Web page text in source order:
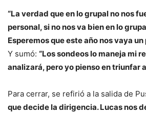
“La verdad que en lo grupal no nos
personal, si no nos va bien en lo
Esperemos que este año nos vaya un
Y sumó: “Los sondeos lo maneja mi
analizará, pero yo pienso en triunfar
Para cerrar, se refirió a la salida de
que decide la dirigencia. Lucas nos